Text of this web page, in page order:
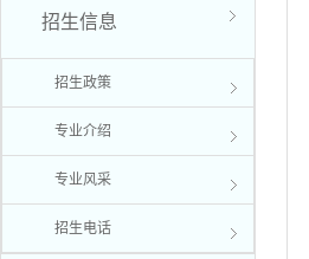
招生信息
招生政策
专业介绍
专业风采
招生电话